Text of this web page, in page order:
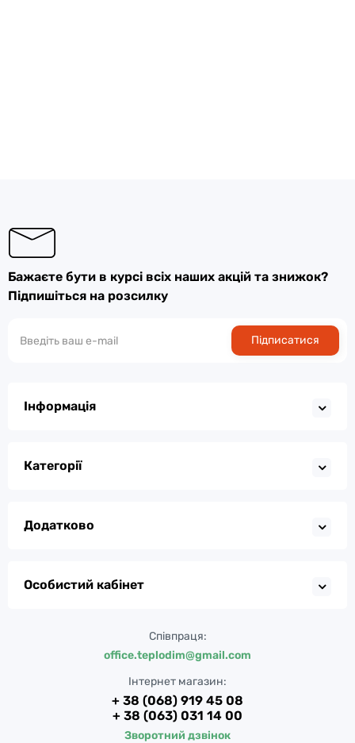
Бажаєте бути в курсі всіх наших акцій та знижок?
Підпишіться на розсилку
Підписатися
Інформація
Категорії
Додатково
Особистий кабінет
Співпраця:
office.teplodim@gmail.com
Інтернет магазин:
+ 38 (068) 919 45 08
+ 38 (063) 031 14 00
Зворотний дзвінок